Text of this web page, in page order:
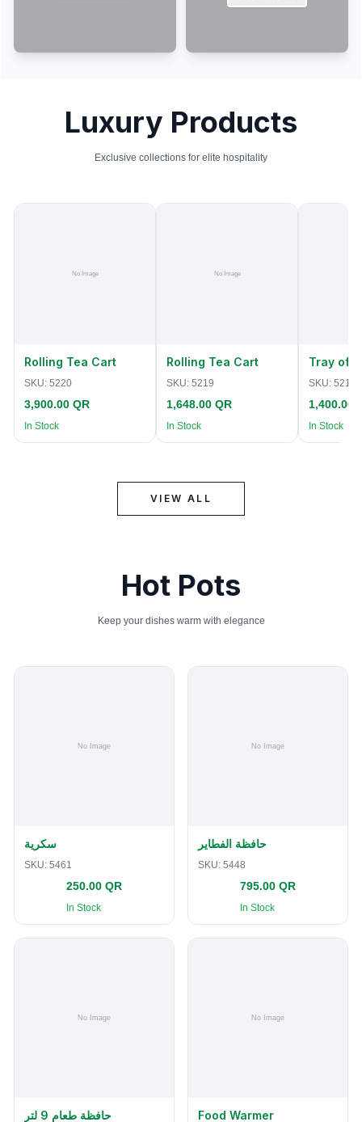
Luxury Products
Exclusive collections for elite hospitality
Rolling Tea Cart
SKU: 5220
3,900.00 QR
In Stock
Rolling Tea Cart
SKU: 5219
1,648.00 QR
In Stock
Tray of
SKU: 5218
1,400.00
In Stock
VIEW ALL
Hot Pots
Keep your dishes warm with elegance
سكرية
SKU: 5461
250.00 QR
In Stock
حافظة الفطاير
SKU: 5448
795.00 QR
In Stock
حافظة طعام 9 لتر Food Warmer